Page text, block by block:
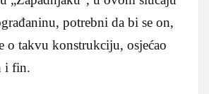
potrebni da bi se on,
o takvu konstrukciju, osjećao
i fin.